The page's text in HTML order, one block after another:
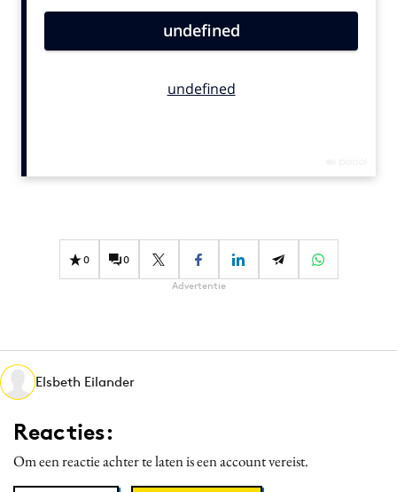
Carriere
Design
Diversiteit
Effectiviteit
Martech
Media
Merkstrategie
0 0
Advertentie
Elsbeth Eilander
Reacties:
Om een reactie achter te laten is een account vereist.